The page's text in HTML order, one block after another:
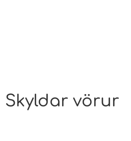
Skyldar vörur